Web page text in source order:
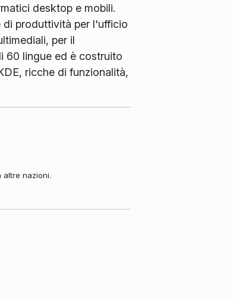
desktop e mobili.
di produttività per l'ufficio
per il
60 lingue ed è costruito
ricche di funzionalità,
altre nazioni.